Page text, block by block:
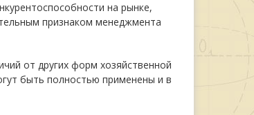
на рынке,
признаком менеджмента
от других форм хозяйственной
быть полностью применены и в